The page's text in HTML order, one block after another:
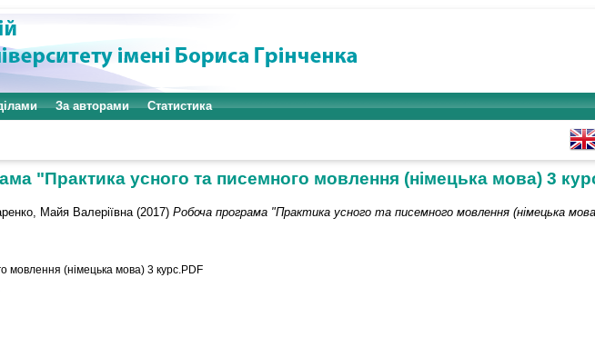
За авторами Статистика
"Практика усного та писемного мовлення (німецька мова) 3
Майя Валеріївна (2017) Робоча програма "Практика усного та писемного мовлення (німецька
мовлення (німецька мова) 3 курс.PDF